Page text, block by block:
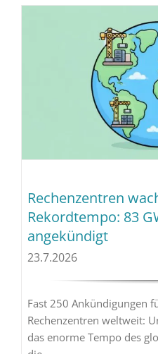
Rechenzentren
Rekordtempo: 83
angekündigt
23.7.2026
Fast 250 Ankündigungen
Rechenzentren weltweit:
das enorme Tempo des